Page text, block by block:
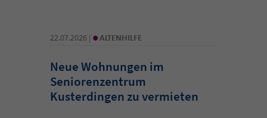
22.07.2026 | • ALTENHILFE
Neue Wohnungen im
Seniorenzentrum
Kusterdingen zu vermieten